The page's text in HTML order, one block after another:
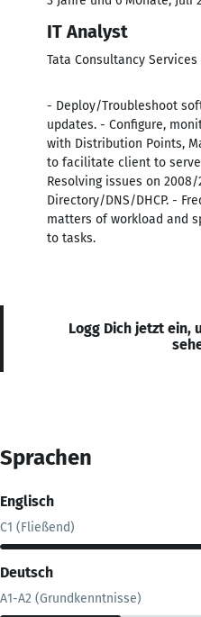
IT Analyst
Tata Consultancy Services
- Deploy/Troubleshoot
updates. - Configure,
with Distribution Points,
to facilitate client to
Resolving issues on 2008/
Directory/DNS/DHCP. -
matters of workload and
to tasks.
Logg Dich jetzt ein,
Sprachen
Englisch
C1 (Fließend)
Deutsch
A1-A2 (Grundkenntnisse)